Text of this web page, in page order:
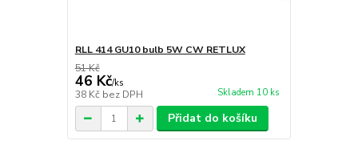
RLL 414 GU10 bulb 5W CW RETLUX
51 Kč
46 Kč/ks
38 Kč bez DPH Skladem 10 ks
Přidat do košíku